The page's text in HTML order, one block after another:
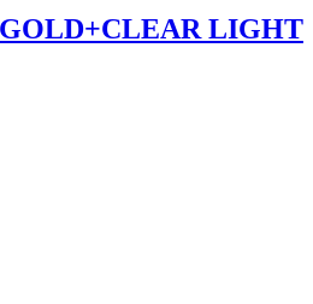
GOLD+CLEAR LIGHT